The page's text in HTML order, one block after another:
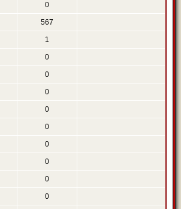
0
567
1
0
0
0
0
0
0
0
0
0